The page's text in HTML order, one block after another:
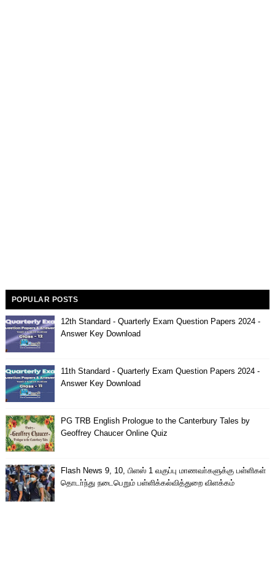
POPULAR POSTS
12th Standard - Quarterly Exam Question Papers 2024 -
Answer Key Download
11th Standard - Quarterly Exam Question Papers 2024 -
Answer Key Download
PG TRB English Prologue to the Canterbury Tales by
Geoffrey Chaucer Online Quiz
Flash News 9, 10, பிளஸ் 1 வகுப்பு மாணவா்களுக்கு பள்ளிகள்
தொடா்ந்து நடைபெறும் பள்ளிக்கல்வித்துறை விளக்கம்